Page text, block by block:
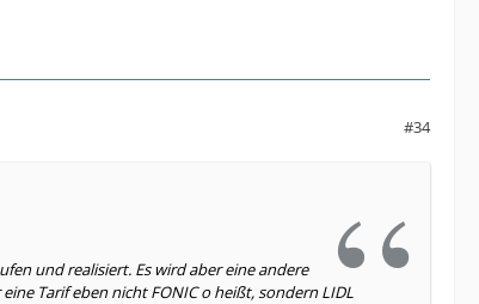
#34
und realisiert. Es wird aber eine andere
Tarif eben nicht FONIC o heißt, sondern LIDL